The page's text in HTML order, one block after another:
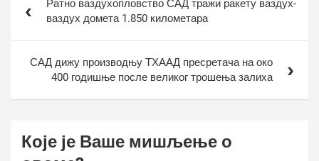
чланкаРатно ваздухопловство САД тражи ракету ваздух-
ваздух домета 1.850 километара
САД дижу производњу ТХААД пресретача на око
400 годишње после великог трошења залиха
Које је Ваше мишљење о